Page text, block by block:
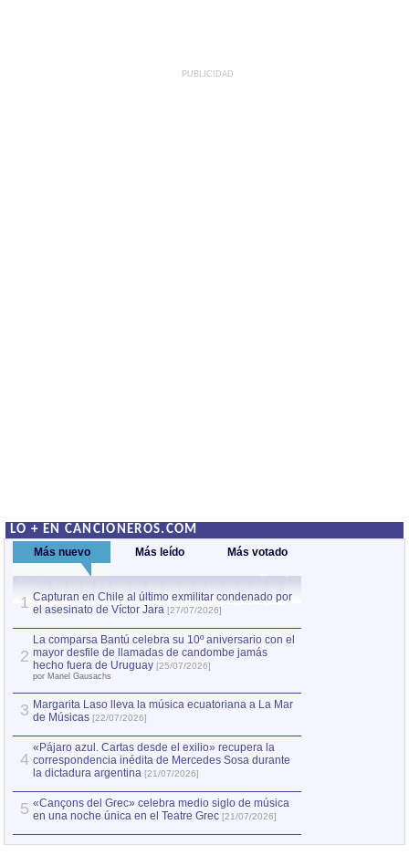
PUBLICIDAD
LO + EN CANCIONEROS.COM
Más nuevo Más leído Más votado
1 Capturan en Chile al último exmilitar condenado por
el asesinato de Víctor Jara [27/07/2026]
2
La comparsa Bantú celebra su 10º aniversario con el
mayor desfile de llamadas de candombe jamás
hecho fuera de Uruguay [25/07/2026]
por Manel Gausachs
3 Margarita Laso lleva la música ecuatoriana a La Mar
de Músicas [22/07/2026]
4
«Pájaro azul. Cartas desde el exilio» recupera la
correspondencia inédita de Mercedes Sosa durante
la dictadura argentina [21/07/2026]
5 «Cançons del Grec» celebra medio siglo de música
en una noche única en el Teatre Grec [21/07/2026]